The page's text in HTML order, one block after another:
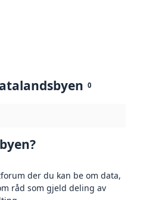
0
der du kan be om data,
råd som gjeld deling av